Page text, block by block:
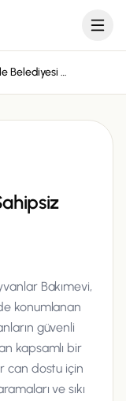
Yenimahalle Belediyesi Sahipsiz Hayvanlar Bakımevi
Bakımevi,
konumlanan
güvenli
kapsamlı bir
can dostu için
ve sıkı